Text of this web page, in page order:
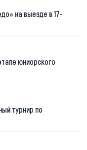
на выезде в 17-
юниорского
турнир по